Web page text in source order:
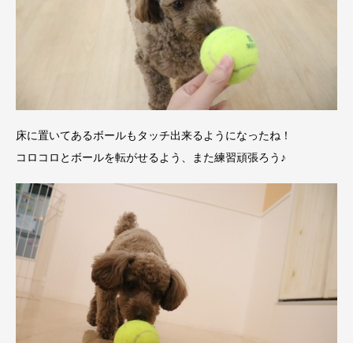
床に置いてあるボールもタッチ出来るようになったね！
コロコロとボールを転がせるよう、また練習頑張ろう♪